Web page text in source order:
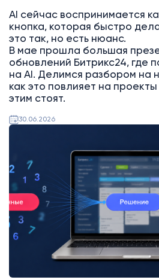
AI сейчас воспринимается
кнопка, которая быстро
это так, но есть нюанс.
В мае прошла большая
обновлений Битрикс24, где
на AI. Делимся разбором на
как это повлияет на
этим стоят.
30.06.2026